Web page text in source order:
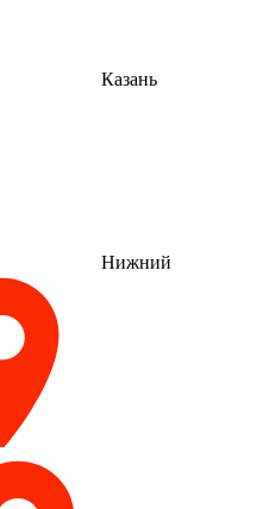
Казань
Нижний